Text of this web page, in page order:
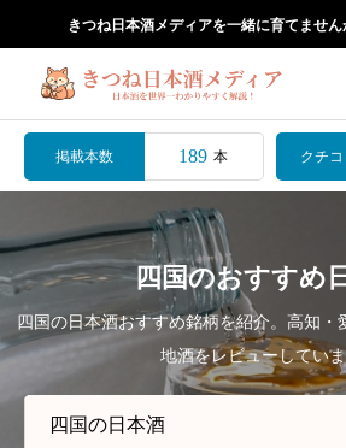
きつね日本酒メディアを一緒に育てません
掲載本数 189 本 クチ
四国のおすすめ
四国の日本酒おすすめ銘柄を紹介。高知・
地酒をレビューしていま